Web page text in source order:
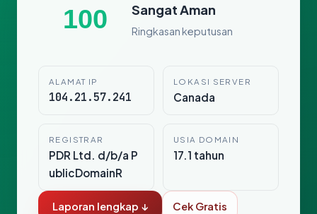
100 Sangat Aman
Ringkasan keputusan
ALAMAT IP
104.21.57.241
LOKASI SERVER
Canada
REGISTRAR
PDR Ltd. d/b/a P
ublicDomainR
USIA DOMAIN
17.1 tahun
Laporan lengkap ↓ Cek Gratis